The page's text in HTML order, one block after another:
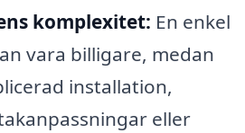
komplexitet: En enkel
vara billigare, medan
installation,
eller